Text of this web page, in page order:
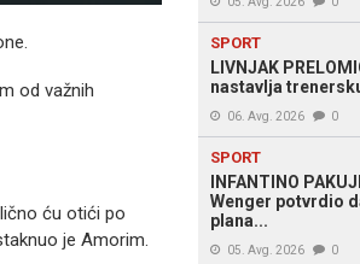
od važnih
ću otići po
je Amorim.
SPORT
LIVNJAK
nastavlja
06. Avg. 2026 0
SPORT
INFANTINO
Wenger potvrdio
plana...
05. Avg. 2026 0